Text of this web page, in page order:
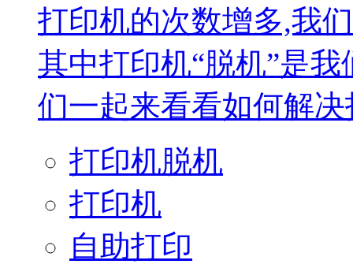
打印机的次数增多,我
其中打印机“脱机”是
们一起来看看如何解
打印机脱机
打印机
自助打印